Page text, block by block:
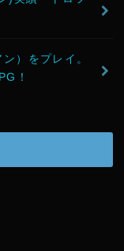
）をプレイ。
！